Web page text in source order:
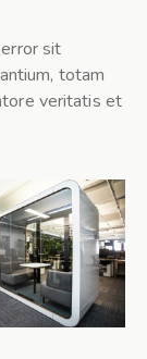
sit
totam
veritatis et